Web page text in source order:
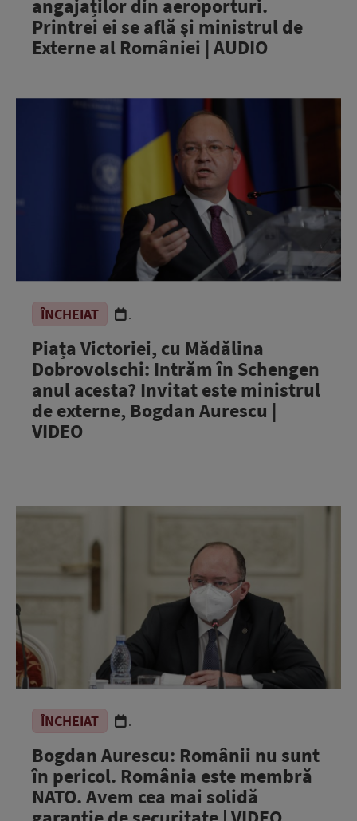
angajaților din aeroporturi.
Printrei ei se află și ministrul de
Externe al României | AUDIO
ÎNCHEIAT .
Piața Victoriei, cu Mădălina
Dobrovolschi: Intrăm în Schengen
anul acesta? Invitat este ministrul
de externe, Bogdan Aurescu |
VIDEO
ÎNCHEIAT .
Bogdan Aurescu: Românii nu sunt
în pericol. România este membră
NATO. Avem cea mai solidă